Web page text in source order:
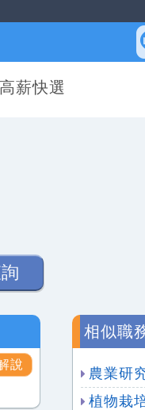
高薪快選
說
相似職
農業研
植物栽